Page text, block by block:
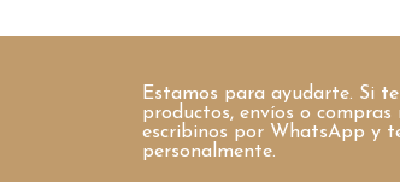
Estamos para ayudarte. Si
productos, envíos o compras
escribinos por WhatsApp y
personalmente.